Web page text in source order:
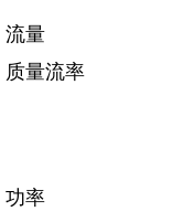
流量
质量流率
功率